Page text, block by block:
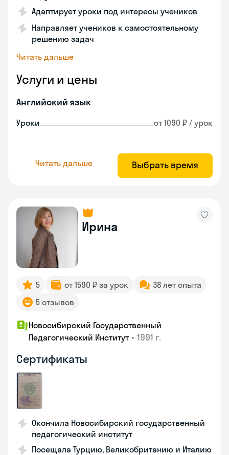
Адаптирует уроки под интересы учеников
Направляет учеников к самостоятельному
решению задач
Читать дальше
Услуги и цены
Английский язык
Уроки от 1090 ₽ / урок
Читать дальше Выбрать время
Ирина
5 от 1590 ₽ за урок
38 лет опыта
5 отзывов
Новосибирский Государственный
Педагогический Институт • 1991 г.
Сертификаты
Окончила Новосибирский государственный
педагогический институт
Посещала Турцию, Великобританию и Италию